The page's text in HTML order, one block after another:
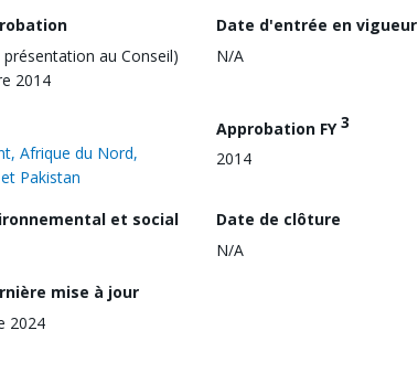
au Conseil)
2014
Date d'entrée en vigueur
N/A
Afrique du Nord,
Pakistan
Approbation FY3
2014
et social
Date de clôture
N/A
mise à jour
2024